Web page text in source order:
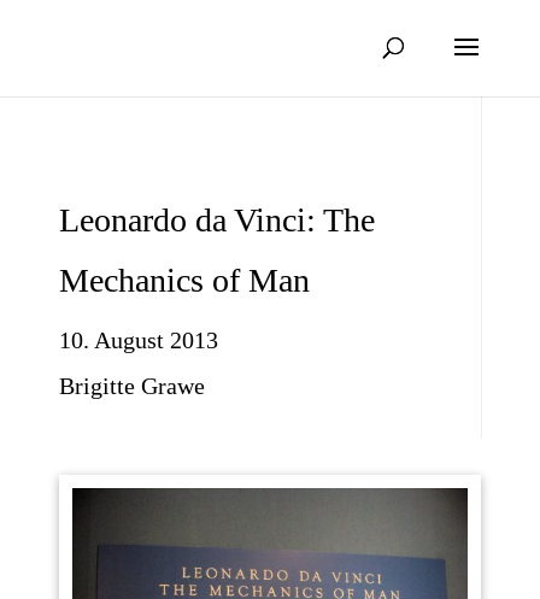
Leonardo da Vinci: The
Mechanics of Man
10. August 2013
Brigitte Grawe